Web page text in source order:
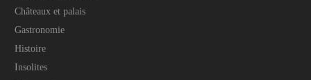
Châteaux et palais
Gastronomie
Histoire
Insolites